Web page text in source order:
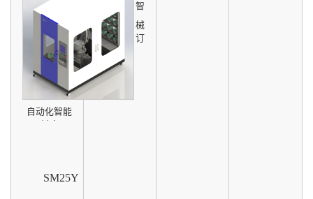
自动化智能
料库
SM25Y
的自动化智
能料库
由宝力机械
公司量身订
制